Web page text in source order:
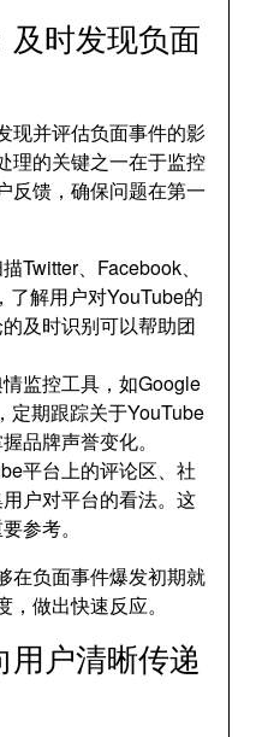
及时发现负面
现并评估负面事件的影
理的关键之一在于监控
反馈，确保问题在第一
Twitter、Facebook、
了解用户对YouTube的
及时识别可以帮助团
监控工具，如Google
定期跟踪关于YouTube
品牌声誉变化。
平台上的评论区、社
户对平台的看法。这
参考。
在负面事件爆发初期就
做出快速反应。
户清晰传递